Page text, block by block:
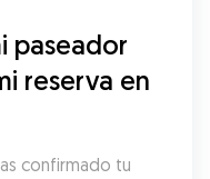
paseador
reserva en
confirmado tu